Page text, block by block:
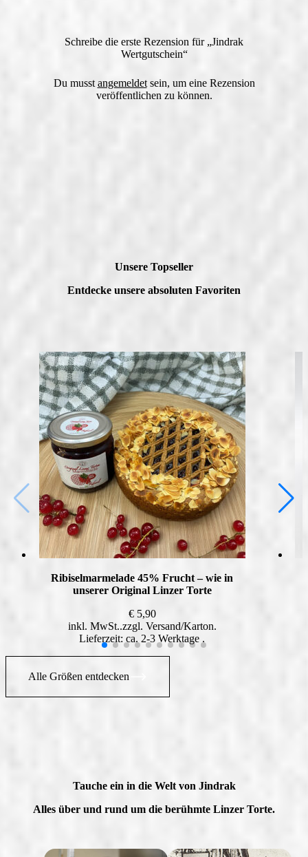
Schreibe die erste Rezension für „Jindrak
Wertgutschein“
Du musst angemeldetsein, um eine Rezension
veröffentlichen zu können.
Unsere Topseller
Entdecke unsere absoluten Favoriten
Ribiselmarmelade 45% Frucht – wie in
unserer Original Linzer Torte
€5,90
inkl. MwSt. zzgl. Versand
Lieferzeit: ca. 2-3 Werktage
Alle Größen entdecken
Tauche ein in die Welt von Jindrak
Alles über und rund um die berühmte Linzer Torte.